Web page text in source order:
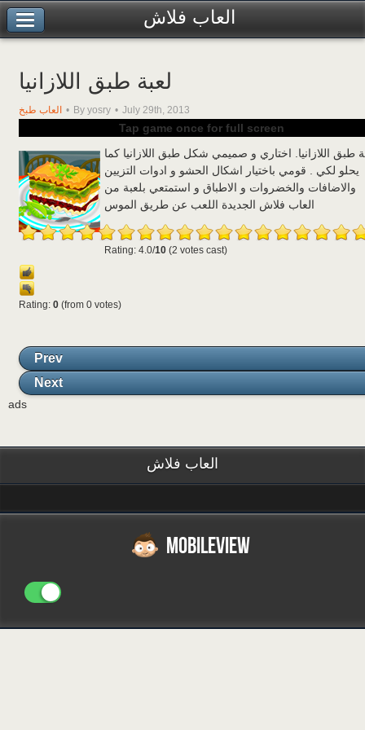
العاب فلاش
لعبة طبق اللازانيا
العاب طبخ By yosry July 29th, 2013
Tap game once for full screen
طبق اللازانيا. اختاري و صميمي شكل طبق اللازانيا كما
يحلو لكي . قومي باختيار اشكال الحشو و ادوات التزيين
والاضافات والخضروات و الاطباق و استمتعي بلعبة من
العاب فلاش الجديدة اللعب عن طريق الموس
Rating: 4.0/10 (2 votes cast)
Rating: 0 (from 0 votes)
Prev
Next
ads
العاب فلاش
MOBILEVIEW